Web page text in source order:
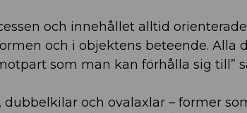
och innehållet alltid
och i objektens beteende. Alla
som man kan förhålla sig till”
och ovalaxlar – former